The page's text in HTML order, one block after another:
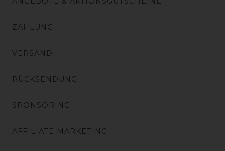
ZAHLUNG
VERSAND
RÜCKSENDUNG
SPONSORING
AFFILIATE MARKETING